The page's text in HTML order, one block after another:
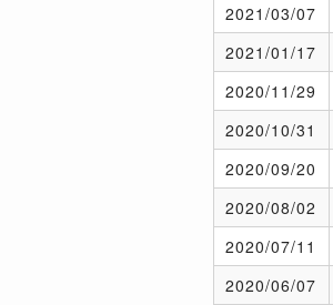
2021/03/07
2021/01/17
2020/11/29
2020/10/31
2020/09/20
2020/08/02
2020/07/11
2020/06/07